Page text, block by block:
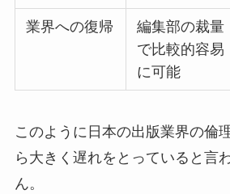
業界への復帰
編集部の裁量
で比較的容易
に可能
このように日本の出版業界の倫
ら大きく遅れをとっていると言
ん。